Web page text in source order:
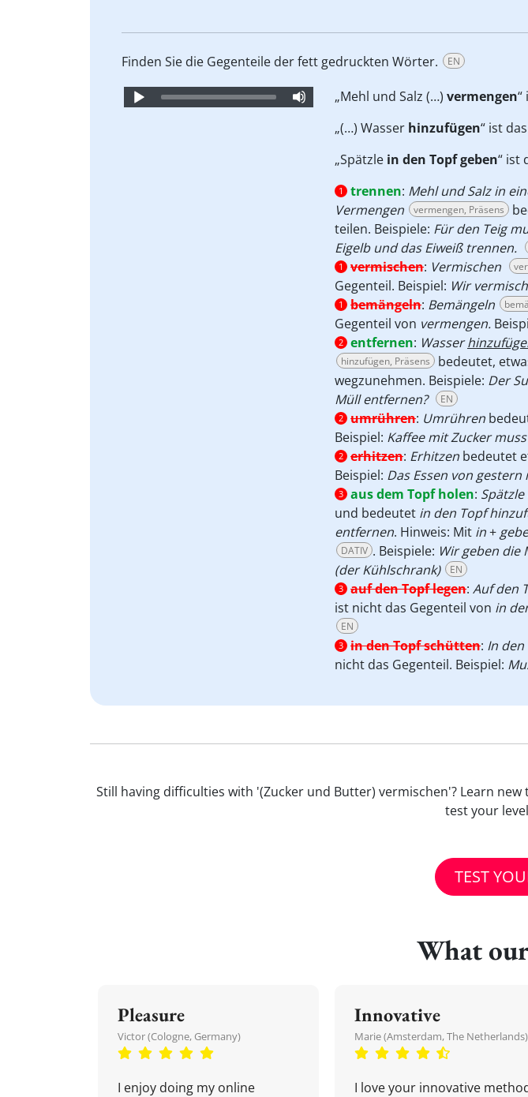
Finden Sie die Gegenteile der fett gedruckten Wörter. EN
Audio
„Mehl und Salz (…) vermengen“
„(…) Wasser hinzufügen“ ist
„Spätzle in den Topf geben“ ist
1 trennen: Mehl und Salz in
Vermengen
vermengen, Präsens
teilen. Beispiele: Für den Teig
Eigelb und das Eiweiß trennen.
1 vermischen: Vermischen
Gegenteil. Beispiel: Wir
1 bemängeln: Bemängeln
Gegenteil von vermengen.
2 entfernen: Wasser
hinzufügen, Präsens bedeutet,
wegzunehmen. Beispiele: Der
Müll entfernen?
EN
2 umrühren: Umrühren
Beispiel: Kaffee mit Zucker
2 erhitzen: Erhitzen bedeutet
Beispiel: Das Essen von
3 aus dem Topf holen:
und bedeutet in den Topf
entfernen. Hinweis: Mit in+
DATIV . Beispiele: Wir geben die
(der Kühlschrank)
EN
3 auf den Topf legen: Auf den
ist nicht das Gegenteil von in
EN
3 in den Topf schütten: In
nicht das Gegenteil. Beispiel:
Still having difficulties with '(Zucker und Butter) vermischen'? Learn
test your
TEST
What
Pleasure
Victor (Cologne, Germany)
I enjoy doing my online
Innovative
Marie (Amsterdam, The Netherlands)
I love your innovative